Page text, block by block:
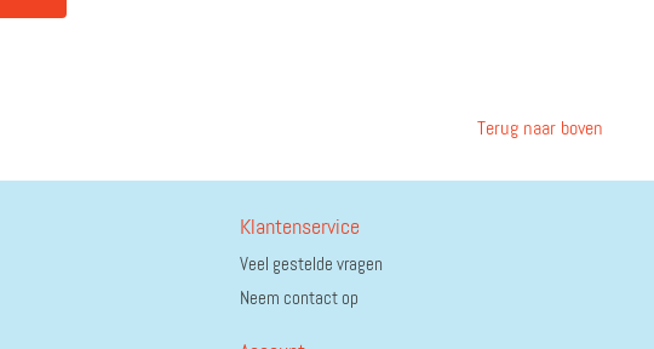
Terug naar boven
Klantenservice
Veel gestelde vragen
Neem contact op